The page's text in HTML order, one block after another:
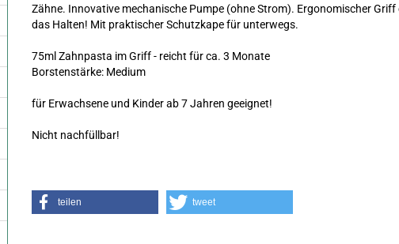
Zähne. Innovative mechanische Pumpe (ohne Strom). Ergonomischer Griff
das Halten! Mit praktischer Schutzkape für unterwegs.
75ml Zahnpasta im Griff - reicht für ca. 3 Monate
Borstenstärke: Medium
für Erwachsene und Kinder ab 7 Jahren geeignet!
Nicht nachfüllbar!
teilen tweet